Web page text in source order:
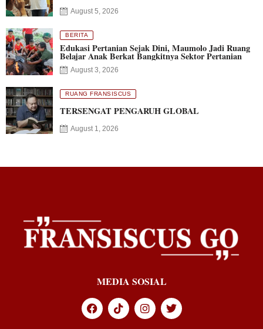
August 5, 2026
BERITA
Edukasi Pertanian Sejak Dini, Maumolo Jadi Ruang
Belajar Anak Berkat Bangkitnya Sektor Pertanian
August 3, 2026
RUANG FRANSISCUS
TERSENGAT PENGARUH GLOBAL
August 1, 2026
MEDIA SOSIAL